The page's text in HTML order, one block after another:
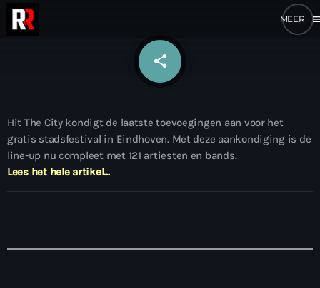
share
email
Hit The City kondigt de laatste toevoegingen aan voor het
gratis stadsfestival in Eindhoven. Met deze aankondiging is de
line-up nu compleet met 121 artiesten en bands.
Lees het hele artikel…